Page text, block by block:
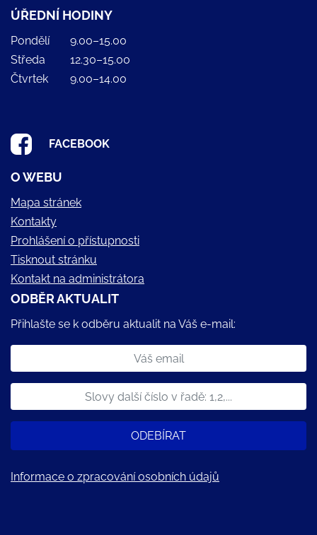
ÚŘEDNÍ HODINY
Pondělí
9.00–15.00
Středa
12.30–15.00
Čtvrtek
9.00–14.00
FACEBOOK
O WEBU
Mapa stránek
Kontakty
Prohlášení o přístupnosti
Tisknout stránku
Kontakt na administrátora
ODBĚR AKTUALIT
Přihlašte se k odběru aktualit na Váš e-mail:
ODEBÍRAT
Informace o zpracování osobních údajů